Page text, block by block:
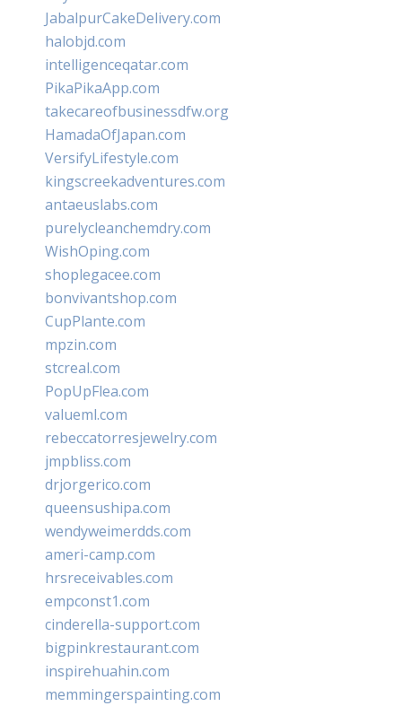
JabalpurCakeDelivery.com
halobjd.com
intelligenceqatar.com
PikaPikaApp.com
takecareofbusinessdfw.org
HamadaOfJapan.com
VersifyLifestyle.com
kingscreekadventures.com
antaeuslabs.com
purelycleanchemdry.com
WishOping.com
shoplegacee.com
bonvivantshop.com
CupPlante.com
mpzin.com
stcreal.com
PopUpFlea.com
valueml.com
rebeccatorresjewelry.com
jmpbliss.com
drjorgerico.com
queensushipa.com
wendyweimerdds.com
ameri-camp.com
hrsreceivables.com
empconst1.com
cinderella-support.com
bigpinkrestaurant.com
inspirehuahin.com
memmingerspainting.com